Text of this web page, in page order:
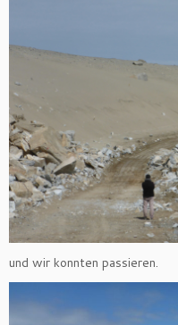
und wir konnten passieren.